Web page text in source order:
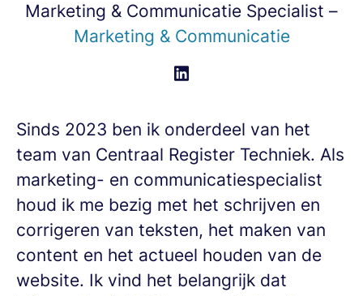
Marketing & Communicatie Specialist –
Marketing & Communicatie
Sinds 2023 ben ik onderdeel van het
team van Centraal Register Techniek. Als
marketing- en communicatiespecialist
houd ik me bezig met het schrijven en
corrigeren van teksten, het maken van
content en het actueel houden van de
website. Ik vind het belangrijk dat